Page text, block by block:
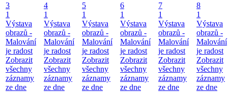
3
1
Výstava
obrazů -
Malování
je radost
Zobrazit
všechny
záznamy
ze dne
4
1
Výstava
obrazů -
Malování
je radost
Zobrazit
všechny
záznamy
ze dne
5
1
Výstava
obrazů -
Malování
je radost
Zobrazit
všechny
záznamy
ze dne
6
1
Výstava
obrazů -
Malování
je radost
Zobrazit
všechny
záznamy
ze dne
7
1
Výstava
obrazů -
Malování
je radost
Zobrazit
všechny
záznamy
ze dne
8
1
Výstava
obrazů -
Malování
je radost
Zobrazit
všechny
záznamy
ze dne